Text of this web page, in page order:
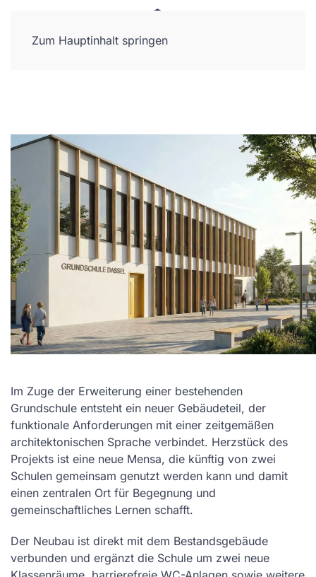
Zum Hauptinhalt springen
Im Zuge der Erweiterung einer bestehenden
Grundschule entsteht ein neuer Gebäudeteil, der
funktionale Anforderungen mit einer zeitgemäßen
architektonischen Sprache verbindet. Herzstück des
Projekts ist eine neue Mensa, die künftig von zwei
Schulen gemeinsam genutzt werden kann und damit
einen zentralen Ort für Begegnung und
gemeinschaftliches Lernen schafft.
Der Neubau ist direkt mit dem Bestandsgebäude
verbunden und ergänzt die Schule um zwei neue